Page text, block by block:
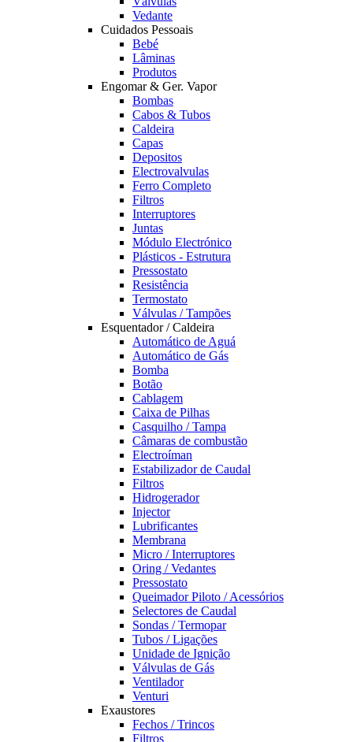
Vedante
Cuidados Pessoais
Bebé
Lâminas
Produtos
Engomar & Ger. Vapor
Bombas
Cabos & Tubos
Caldeira
Capas
Depositos
Electrovalvulas
Ferro Completo
Filtros
Interruptores
Juntas
Módulo Electrónico
Plásticos - Estrutura
Pressostato
Resistência
Termostato
Válvulas / Tampões
Esquentador / Caldeira
Automático de Aguá
Automático de Gás
Bomba
Botão
Cablagem
Caixa de Pilhas
Casquilho / Tampa
Câmaras de combustão
Electroíman
Estabilizador de Caudal
Filtros
Hidrogerador
Injector
Lubrificantes
Membrana
Micro / Interruptores
Oring / Vedantes
Pressostato
Queimador Piloto / Acessórios
Selectores de Caudal
Sondas / Termopar
Tubos / Ligações
Unidade de Ignição
Válvulas de Gás
Ventilador
Venturi
Exaustores
Fechos / Trincos
Filtros